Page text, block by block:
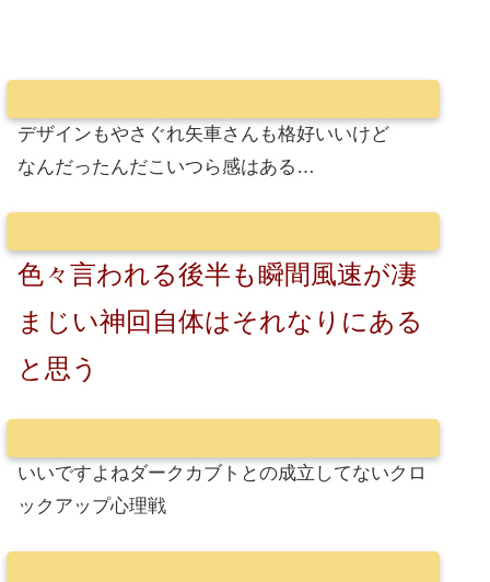
デザインもやさぐれ矢車さんも格好いいけど
なんだったんだこいつら感はある…
色々言われる後半も瞬間風速が凄
まじい神回自体はそれなりにある
と思う
いいですよねダークカブトとの成立してないクロ
ックアップ心理戦